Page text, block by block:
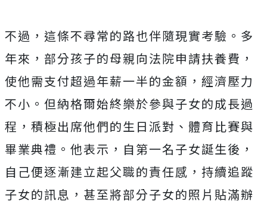
不過，這條不尋常的路也伴隨現實考驗。多
年來，部分孩子的母親向法院申請扶養費，
使他需支付超過年薪一半的金額，經濟壓力
不小。但納格爾始終樂於參與子女的成長過
程，積極出席他們的生日派對、體育比賽與
畢業典禮。他表示，自第一名子女誕生後，
自己便逐漸建立起父職的責任感，持續追蹤
子女的訊息，甚至將部分子女的照片貼滿辦